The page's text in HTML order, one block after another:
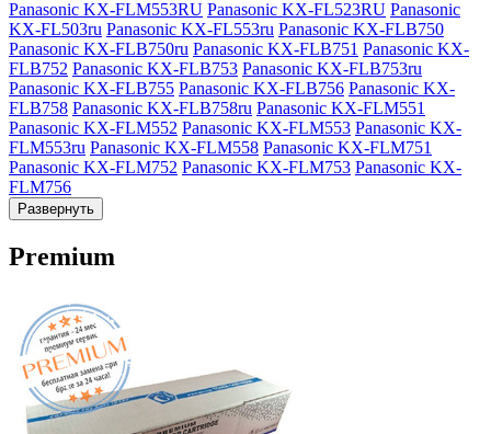
Panasonic KX-FLM553RU Panasonic KX-FL523RU Panasonic
KX-FL503ru Panasonic KX-FL553ru Panasonic KX-FLB750
Panasonic KX-FLB750ru Panasonic KX-FLB751 Panasonic KX-
FLB752 Panasonic KX-FLB753 Panasonic KX-FLB753ru
Panasonic KX-FLB755 Panasonic KX-FLB756 Panasonic KX-
FLB758 Panasonic KX-FLB758ru Panasonic KX-FLM551
Panasonic KX-FLM552 Panasonic KX-FLM553 Panasonic KX-
FLM553ru Panasonic KX-FLM558 Panasonic KX-FLM751
Panasonic KX-FLM752 Panasonic KX-FLM753 Panasonic KX-
FLM756
Развернуть
Premium